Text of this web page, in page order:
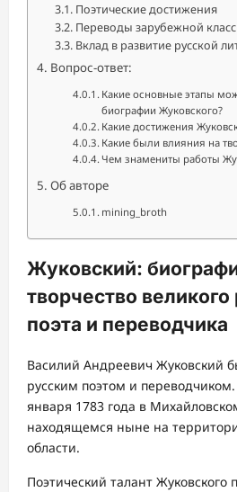
Поэтические достижения
Переводы зарубежной
Вклад в развитие русской
Вопрос-ответ:
Какие основные этапы
биографии Жуковского?
Какие достижения
Какие были влияния на
Чем знамениты работы
Об авторе
mining_broth
Жуковский:
творчество великого
поэта и переводчика
Василий Андреевич Жуковский
русским поэтом и
января 1783 года в
находящемся ныне на
области.
Поэтический талант Жуковского